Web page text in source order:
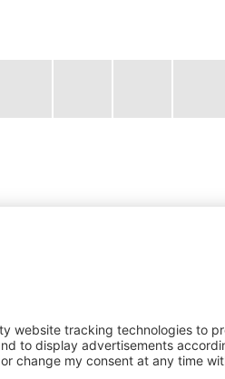
Anlage in Port Andratx.
wurden und bezahlbares, aber
wurde 1998 gebaut und bietet
Mallorcas. Die Preise reichen
und einen über 100m2 großen